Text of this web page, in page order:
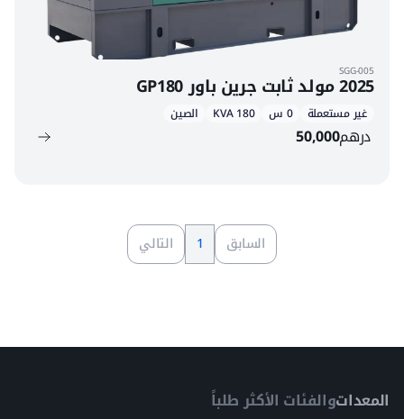
SGG-005
2025 مولد ثابت جرين باور GP180
غير مستعملة 0 س 180 KVA الصين
درهم50,000
السابق 1 التالي
المعداتوالفئات الأكثر طلباً